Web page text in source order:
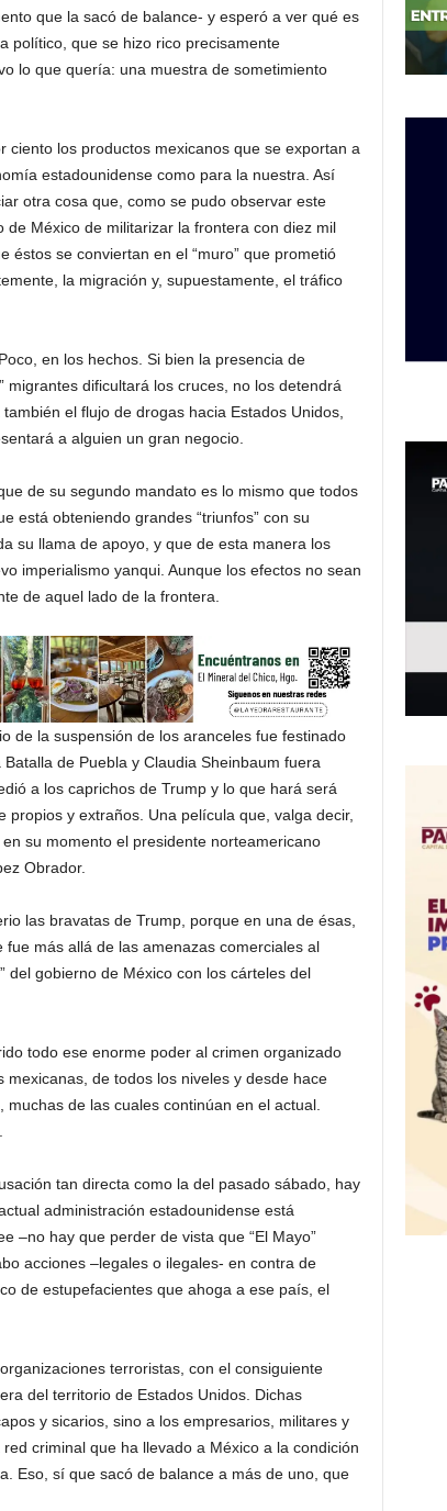
que la sacó de balance- y esperó a ver qué es
político, que se hizo rico precisamente
lo que quería: una muestra de sometimiento
los productos mexicanos que se exportan a
estadounidense como para la nuestra. Así
otra cosa que, como se pudo observar este
México de militarizar la frontera con diez mil
éstos se conviertan en el “muro” que prometió
la migración y, supuestamente, el tráfico
en los hechos. Si bien la presencia de
migrantes dificultará los cruces, no los detendrá
el flujo de drogas hacia Estados Unidos,
a alguien un gran negocio.
de su segundo mandato es lo mismo que todos
está obteniendo grandes “triunfos” con su
su llama de apoyo, y que de esta manera los
imperialismo yanqui. Aunque los efectos no sean
de aquel lado de la frontera.
de la suspensión de los aranceles fue festinado
de Puebla y Claudia Sheinbaum fuera
a los caprichos de Trump y lo que hará será
y extraños. Una película que, valga decir,
su momento el presidente norteamericano
Obrador.
las bravatas de Trump, porque en una de ésas,
más allá de las amenazas comerciales al
del gobierno de México con los cárteles del
todo ese enorme poder al crimen organizado
de todos los niveles y desde hace
de las cuales continúan en el actual.
tan directa como la del pasado sábado, hay
administración estadounidense está
–no hay que perder de vista que “El Mayo”
acciones –legales o ilegales- en contra de
de estupefacientes que ahoga a ese país, el
terroristas, con el consiguiente
del territorio de Estados Unidos. Dichas
y sicarios, sino a los empresarios, militares y
criminal que ha llevado a México a la condición
Eso, sí que sacó de balance a más de uno, que